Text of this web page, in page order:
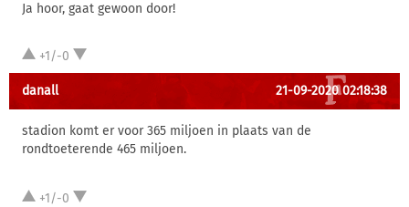
Ja hoor, gaat gewoon door!
+1/-0
danall 21-09-2020 02:18:38
stadion komt er voor 365 miljoen in plaats van de
rondtoeterende 465 miljoen.
+1/-0